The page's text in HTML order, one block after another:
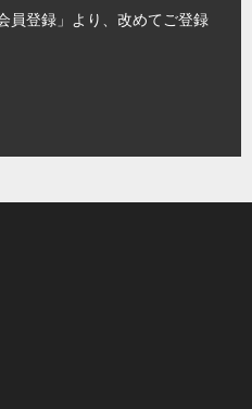
員登録」より、改めてご登録